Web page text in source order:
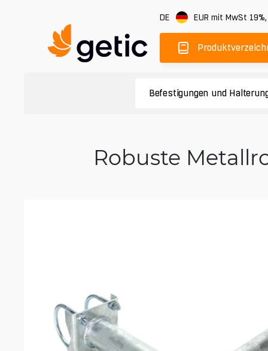
DE EUR mit MwSt 19%
Befestigungen und
Robuste